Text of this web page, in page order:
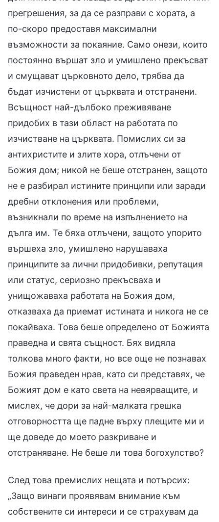
прегрешения, за да се разправи с хората, а
по-скоро предоставя максимални
възможности за покаяние. Само онези, които
постоянно вършат зло и умишлено прекъсват
и смущават църковното дело, трябва да
бъдат изчистени от църквата и отстранени.
Всъщност най-дълбоко преживяване
придобих в тази област на работата по
изчистване на църквата. Помислих си за
антихристите и злите хора, отлъчени от
Божия дом; никой не беше отстранен, защото
не е разбирал истините принципи или заради
дребни отклонения или проблеми,
възникнали по време на изпълнението на
дълга им. Те бяха отлъчени, защото упорито
вършеха зло, умишлено нарушаваха
принципите за лични придобивки, репутация
или статус, сериозно прекъсваха и
унищожаваха работата на Божия дом,
отказваха да приемат истината и никога не се
покайваха. Това беше определено от Божията
праведна и свята същност. Бях видяла
толкова много факти, но все още не познавах
Божия праведен нрав, като си представях, че
Божият дом е като света на невярващите, и
мислех, че дори за най-малката грешка
отговорността ще падне върху плещите ми и
ще доведе до моето разкриване и
отстраняване. Не беше ли това богохулство?
След това премислих нещата и потърсих:
„Защо винаги проявявам внимание към
собствените си интереси и се страхувам да